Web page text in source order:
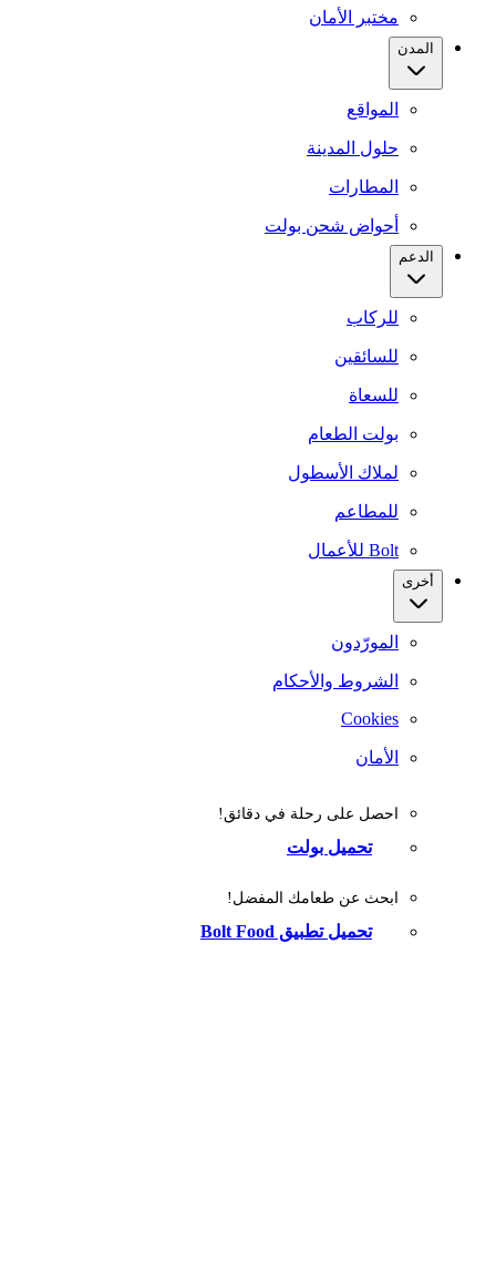
مختبر الأمان
المدن
المواقع
حلول المدينة
المطارات
أحواض شحن بولت
الدعم
للركاب
للسائقين
للسعاة
بولت الطعام
لملاك الأسطول
للمطاعم
Bolt للأعمال
أخرى
المورّدون
الشروط والأحكام
Cookies
الأمان
احصل على رحلة في دقائق!
تحميل بولت
ابحث عن طعامك المفضل!
تحميل تطبيق Bolt Food